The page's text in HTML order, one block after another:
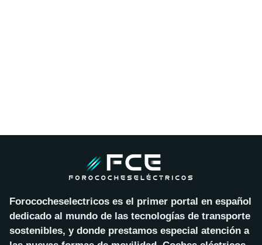
Forococheselectricos es el primer portal en español
dedicado al mundo de las tecnologías de transporte
sostenibles, y donde prestamos especial atención a